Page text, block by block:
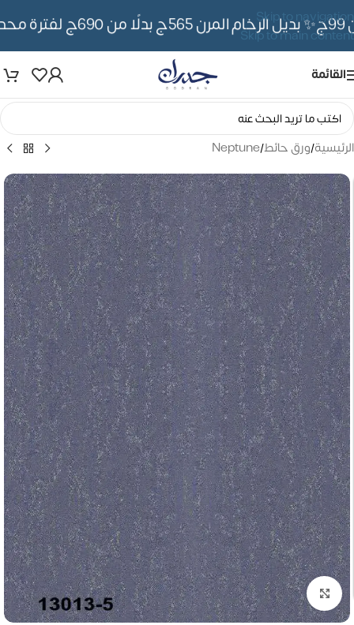
Skip to navigation
Skip to main content
✨ بديل الرخام المرن 565ج بدلًا من 690ج لفترة محدوده
القائمة
الرئيسية/ورق حائط/
Neptune
تكبير الصورة